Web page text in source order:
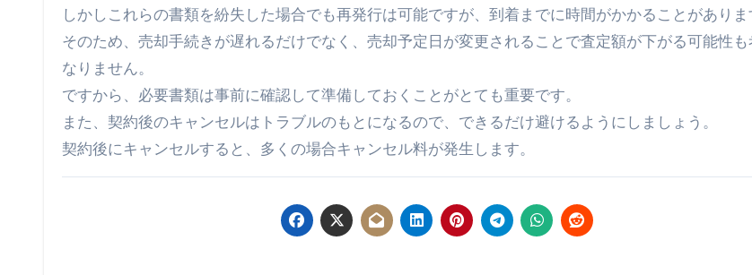
しかしこれらの書類を紛失した場合でも再発行は可能ですが、到着までに時間がかかることがありま
そのため、売却手続きが遅れるだけでなく、売却予定日が変更されることで査定額が下がる可能性
なりません。
ですから、必要書類は事前に確認して準備しておくことがとても重要です。
また、契約後のキャンセルはトラブルのもとになるので、できるだけ避けるようにしましょう。
契約後にキャンセルすると、多くの場合キャンセル料が発生します。